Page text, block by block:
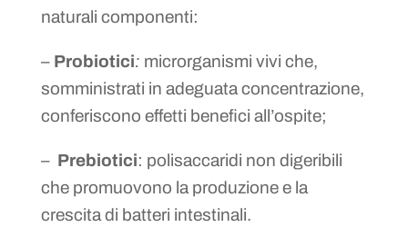
naturali componenti:
– Probiotici: microrganismi vivi che,
somministrati in adeguata concentrazione,
conferiscono effetti benefici all’ospite;
– Prebiotici: polisaccaridi non digeribili
che promuovono la produzione e la
crescita di batteri intestinali.